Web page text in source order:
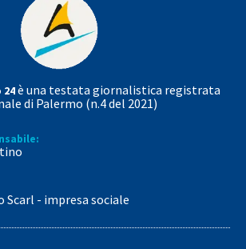
24è una testata giornalistica registrata
di Palermo (n.4 del 2021)
Scarl - impresa sociale